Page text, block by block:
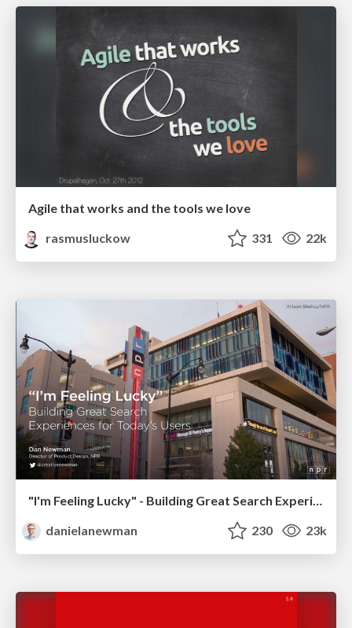
Agile that works and the tools we love
rasmusluckow
331 22k
"I'm Feeling Lucky" - Building Great Search Experiences for Today's Users (#IAC19)
danielanewman
230 23k